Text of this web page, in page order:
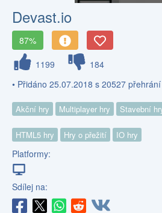
Devast.io
87%
1199
184
• Přidáno 25.07.2018 s 20527 přehrání
Akční hry Multiplayer hry Stavební
HTML5 hry Hry o přežití IO hry
Platformy:
Sdílej na: